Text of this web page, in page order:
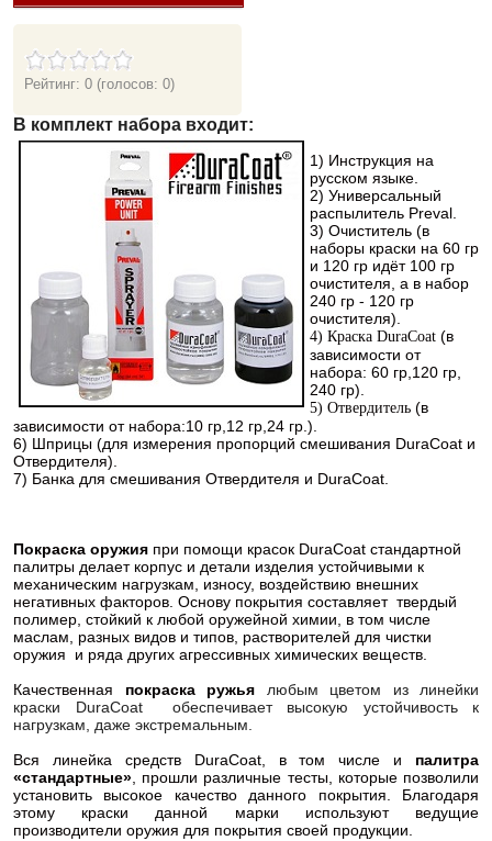
Рейтинг: 0 (голосов: 0)
В комплект набора входит:
1) Инструкция на
русском языке.
2) Универсальный
распылитель Preval.
3) Очиститель (в
наборы краски на 60 гр
и 120 гр идёт 100 гр
очистителя, а в набор
240 гр - 120 гр
очистителя).
4) Краска DuraCoat (в
зависимости от
набора: 60 гр,120 гр,
240 гр).
5) Отвердитель (в
зависимости от набора:10 гр,12 гр,24 гр.).
6) Шприцы (для измерения пропорций смешивания DuraCoat и
Отвердителя).
7) Банка для смешивания Отвердителя и DuraCoat.
Покраска оружия при помощи красок DuraCoat стандартной
палитры делает корпус и детали изделия устойчивыми к
механическим нагрузкам, износу, воздействию внешних
негативных факторов. Основу покрытия составляет твердый
полимер, стойкий к любой оружейной химии, в том числе
маслам, разных видов и типов, растворителей для чистки
оружия и ряда других агрессивных химических веществ.
Качественная покраска ружья любым цветом из линейки
краски DuraCoat обеспечивает высокую устойчивость к
нагрузкам, даже экстремальным.
Вся линейка средств DuraCoat, в том числе и палитра
«стандартные» , прошли различные тесты, которые позволили
установить высокое качество данного покрытия. Благодаря
этому краски данной марки используют ведущие
производители оружия для покрытия своей продукции.